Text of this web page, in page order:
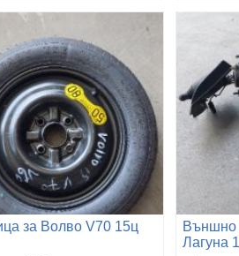
за Волво V70 15ц
Външно
Лагуна